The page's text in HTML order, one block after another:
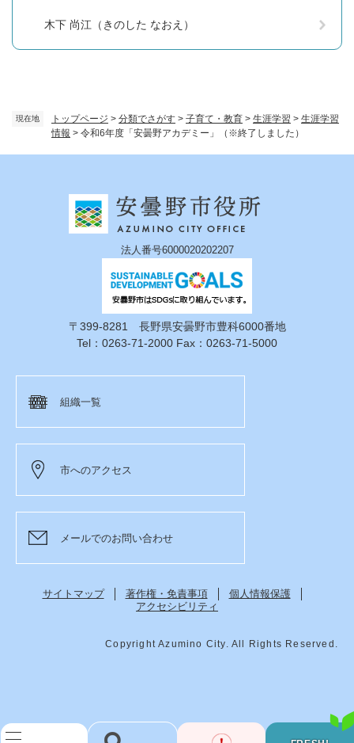
現在地 トップページ > 分類でさがす > 子育て・教育 > 生涯学習 > 生涯学習
情報 > 令和6年度「安曇野アカデミー」（※終了しました）
木下 尚江（きのした なおえ）
法人番号6000020202207
〒399-8281 長野県安曇野市豊科6000番地
Tel：0263-71-2000 Fax：0263-71-5000
組織一覧
市へのアクセス
メールでのお問い合わせ
サイトマップ 著作権・免責事項
個人情報保護
アクセシビリティ
Copyright Azumino City. All Rights Reserved.